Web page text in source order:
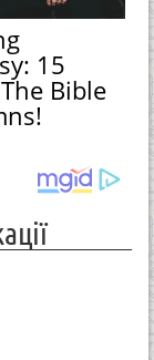
15
Bible